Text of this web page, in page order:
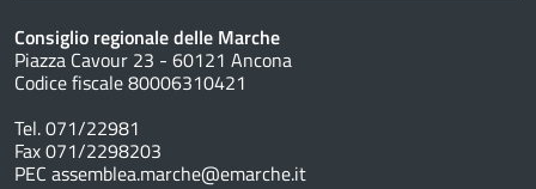
Consiglio regionale delle Marche
Piazza Cavour 23 - 60121 Ancona
Codice fiscale 80006310421
Tel. 071/22981
Fax 071/2298203
PEC assemblea.marche@emarche.it